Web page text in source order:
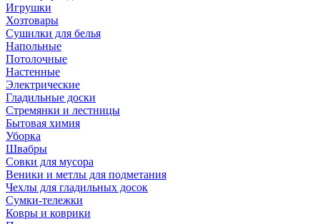
Игрушки
Хозтовары
Сушилки для белья
Напольные
Потолочные
Настенные
Электрические
Гладильные доски
Стремянки и лестницы
Бытовая химия
Уборка
Швабры
Совки для мусора
Веники и метлы для подметания
Чехлы для гладильных досок
Сумки-тележки
Ковры и коврики